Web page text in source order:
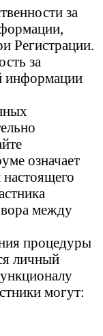
за
Регистрации.
за
информации
означает
настоящего
между
процедуры
личный
могут: